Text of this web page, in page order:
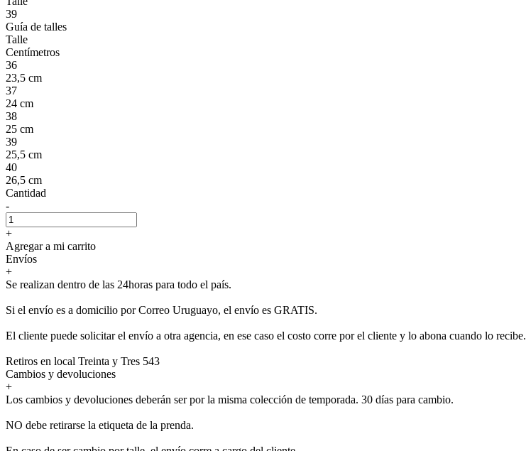
39
Guía de talles
Talle
Centímetros
36
23,5 cm
37
24 cm
38
25 cm
39
25,5 cm
40
26,5 cm
Cantidad
-
+
Agregar a mi carrito
Envíos
+
Se realizan dentro de las 24horas para todo el país.
Si el envío es a domicilio por Correo Uruguayo, el envío es GRATIS.
El cliente puede solicitar el envío a otra agencia, en ese caso el costo corre por el cliente y lo abona cuando lo recibe.
Retiros en local Treinta y Tres 543
Cambios y devoluciones
+
Los cambios y devoluciones deberán ser por la misma colección de temporada. 30 días para cambio.
NO debe retirarse la etiqueta de la prenda.